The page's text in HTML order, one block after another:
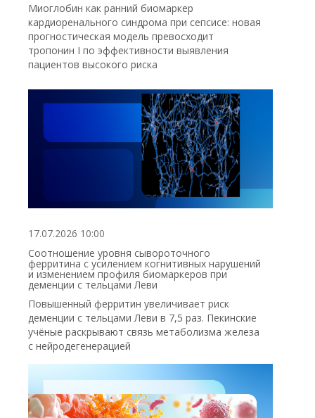
Миоглобин как ранний биомаркер
кардиоренального синдрома при сепсисе: новая
прогностическая модель превосходит
тропонин I по эффективности выявления
пациентов высокого риска
17.07.2026 10:00
Соотношение уровня сывороточного
ферритина с усилением когнитивных нарушений
и изменением профиля биомаркеров при
деменции с тельцами Леви
Повышенный ферритин увеличивает риск
деменции с тельцами Леви в 7,5 раз. Пекинские
учёные раскрывают связь метаболизма железа
с нейродегенерацией